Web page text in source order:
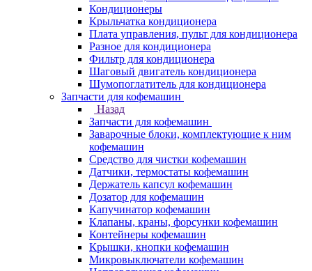
Кондиционеры
Крыльчатка кондиционера
Плата управления, пульт для кондиционера
Разное для кондиционера
Фильтр для кондиционера
Шаговый двигатель кондиционера
Шумопоглатитель для кондиционера
Запчасти для кофемашин
Назад
Запчасти для кофемашин
Заварочные блоки, комплектующие к ним
кофемашин
Средство для чистки кофемашин
Датчики, термостаты кофемашин
Держатель капсул кофемашин
Дозатор для кофемашин
Капучинатор кофемашин
Клапаны, краны, форсунки кофемашин
Контейнеры кофемашин
Крышки, кнопки кофемашин
Микровыключатели кофемашин